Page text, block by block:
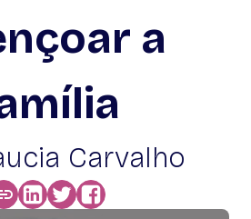
a
Carvalho